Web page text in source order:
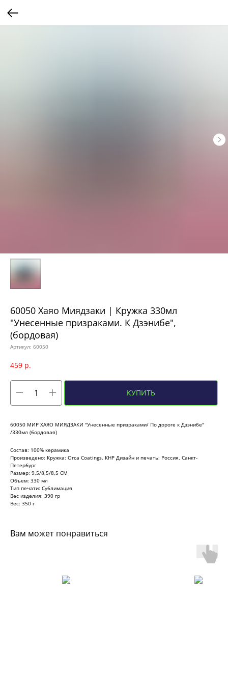
60050 Хаяо Миядзаки | Кружка 330мл
"Унесенные призраками. К Дзэнибе",
(бордовая)
Артикул: 60050
459 р.
КУПИТЬ
60050 МИР ХАЯО МИЯДЗАКИ "Унесенные призраками/ По дороге к Дзэнибе"
/330мл (бордовая)
Состав: 100% керамика
Произведено: Кружка: Orca Coatings. КНР Дизайн и печать: Россия, Санкт-
Петербург
Размер: 9,5/8,5/8,5 СМ
Объем: 330 мл
Тип печати: Сублимация
Вес изделия: 390 гр
Вес: 350 г
Вам может понравиться